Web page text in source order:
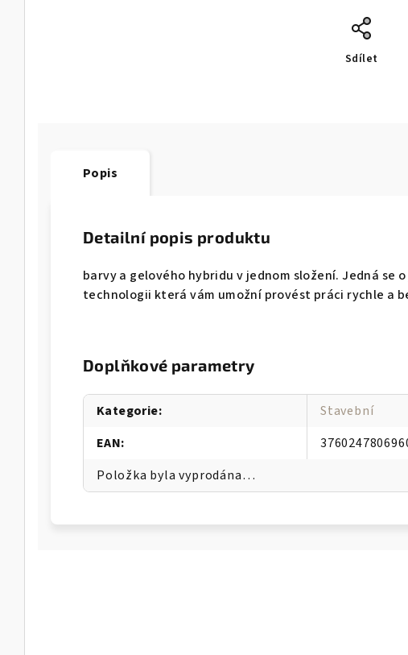
Sdílet
Popis
Detailní popis produktu
barvy a gelového hybridu v jednom složení. Jedná se
technologii která vám umožní provést práci rychle a
Doplňkové parametry
Kategorie:
Stavební
EAN:
Položka byla vyprodána…